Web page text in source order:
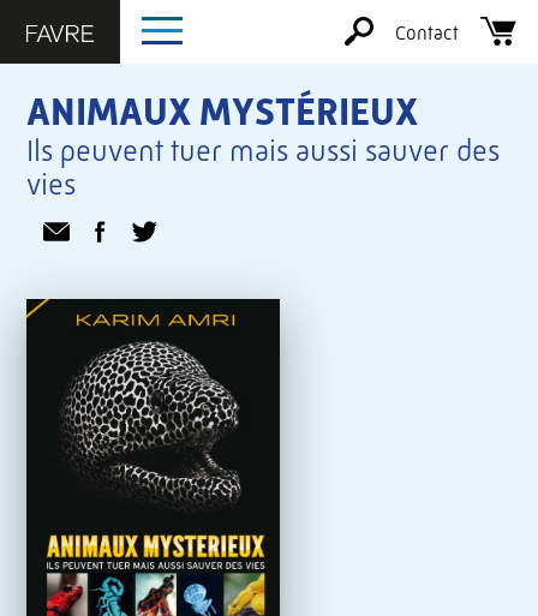
Contact
ANIMAUX MYSTÉRIEUX
Ils peuvent tuer mais aussi sauver des
vies